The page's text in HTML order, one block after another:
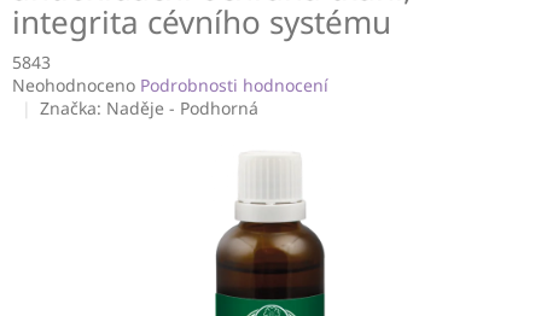
integrita cévního systému
5843
Průměrné
hodnocení
Neohodnoceno Podrobnosti hodnocení
Značka: Naděje - Podhorná